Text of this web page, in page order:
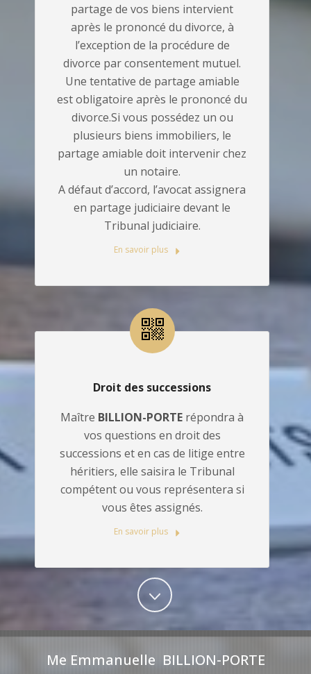
partage de vos biens intervient
après le prononcé du divorce, à
l’exception de la procédure de
divorce par consentement mutuel.
Une tentative de partage amiable
est obligatoire après le prononcé du
divorce.Si vous possédez un ou
plusieurs biens immobiliers, le
partage amiable doit intervenir chez
un notaire.
A défaut d’accord, l’avocat assignera
en partage judiciaire devant le
Tribunal judiciaire.
En savoir plus
Droit des successions
Maître BILLION-PORTE répondra à
vos questions en droit des
successions et en cas de litige entre
héritiers, elle saisira le Tribunal
compétent ou vous représentera si
vous êtes assignés.
En savoir plus
Me Emmanuelle BILLION-PORTE